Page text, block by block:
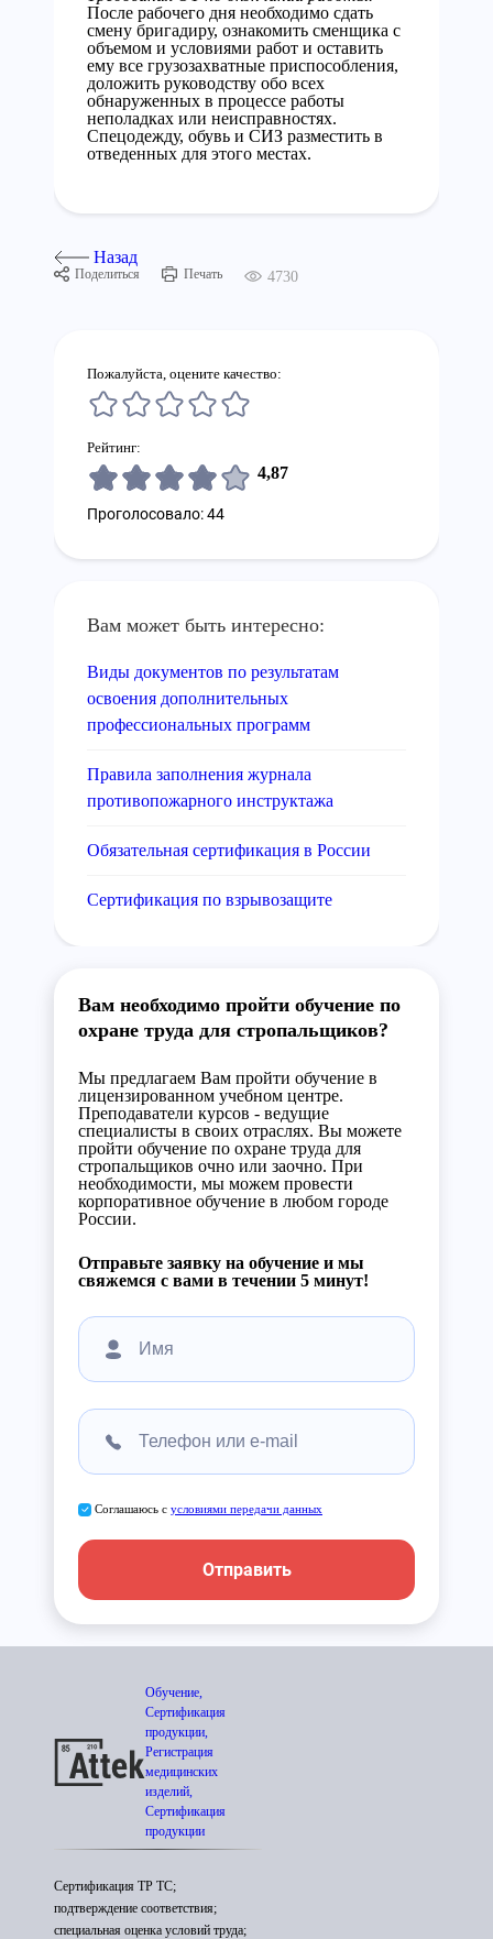
После рабочего дня необходимо сдать
смену бригадиру, ознакомить сменщика с
объемом и условиями работ и оставить
ему все грузозахватные приспособления,
доложить руководству обо всех
обнаруженных в процессе работы
неполадках или неисправностях.
Спецодежду, обувь и СИЗ разместить в
отведенных для этого местах.
Назад
Поделиться Печать 4730
Пожалуйста, оцените качество:
Рейтинг:
4,87
Проголосовало: 44
Вам может быть интересно:
Виды документов по результатам
освоения дополнительных
профессиональных программ
Правила заполнения журнала
противопожарного инструктажа
Обязательная сертификация в России
Сертификация по взрывозащите
Вам необходимо пройти обучение по
охране труда для стропальщиков?
Мы предлагаем Вам пройти обучение в
лицензированном учебном центре.
Преподаватели курсов - ведущие
специалисты в своих отраслях. Вы можете
пройти обучение по охране труда для
стропальщиков очно или заочно. При
необходимости, мы можем провести
корпоративное обучение в любом городе
России.
Отправьте заявку на обучение и мы
свяжемся с вами в течении 5 минут!
Соглашаюсь с условиями передачи данных
Отправить
Обучение,
Сертификация
продукции,
Регистрация
медицинских
изделий,
Сертификация
продукции
Сертификация ТР ТС;
подтверждение соответствия;
специальная оценка условий труда;